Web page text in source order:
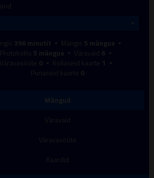
396 minutit Mängis 5 mängus
Protokollis 5 mängus Väravaid 6
Väravasööte 0 Kollaseid kaarte 1
Punaseid kaarte 0
Mängud
Väravaid
Väravasööte
Kaardid